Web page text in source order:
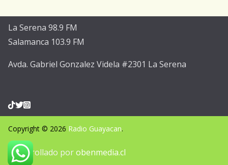
La Serena 98.9 FM
Salamanca 103.9 FM
Avda. Gabriel Gonzalez Videla #2301 La Serena
Copyright © 2026 Radio Guayacan.
Desarrollado porobenmedia.cl